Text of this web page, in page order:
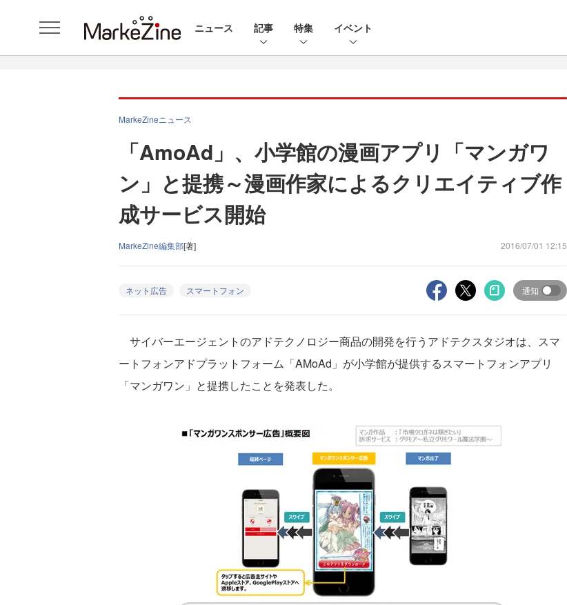
ニュース 記事 特集 イベント
MarkeZineニュース
「AmoAd」、小学館の漫画アプリ「マンガワ
ン」と提携～漫画作家によるクリエイティブ作
成サービス開始
MarkeZine編集部[著] 2016/07/01 12:15
ネット広告 スマートフォン 通知
サイバーエージェントのアドテクノロジー商品の開発を行うアドテクスタジオは、スマ
ートフォンアドプラットフォーム「AMoAd」が小学館が提供するスマートフォンアプリ
「マンガワン」と提携したことを発表した。